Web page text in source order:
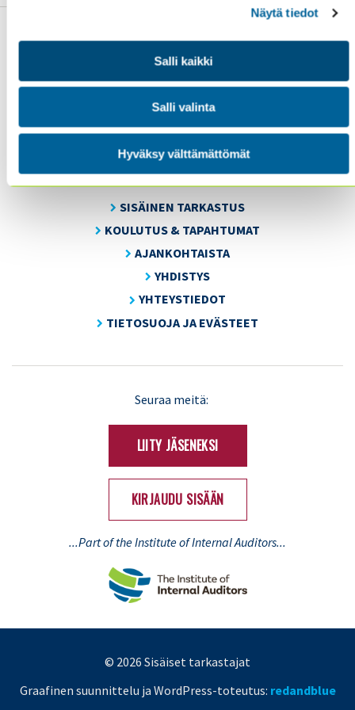
Näytä tiedot
Salli kaikki
Salli valinta
Hyväksy välttämättömät
Sisäiset tarkastajat ry / Oy Inreviso Ab
FI 00180 Helsinki
Tel. +358 (0)50 505 6669
SISÄINEN TARKASTUS
KOULUTUS & TAPAHTUMAT
AJANKOHTAISTA
YHDISTYS
YHTEYSTIEDOT
TIETOSUOJA JA EVÄSTEET
Seuraa meitä:
LIITY JÄSENEKSI
KIRJAUDU SISÄÄN
...Part of the Institute of Internal Auditors...
© 2026 Sisäiset tarkastajat
Graafinen suunnittelu ja WordPress-toteutus: redandblue